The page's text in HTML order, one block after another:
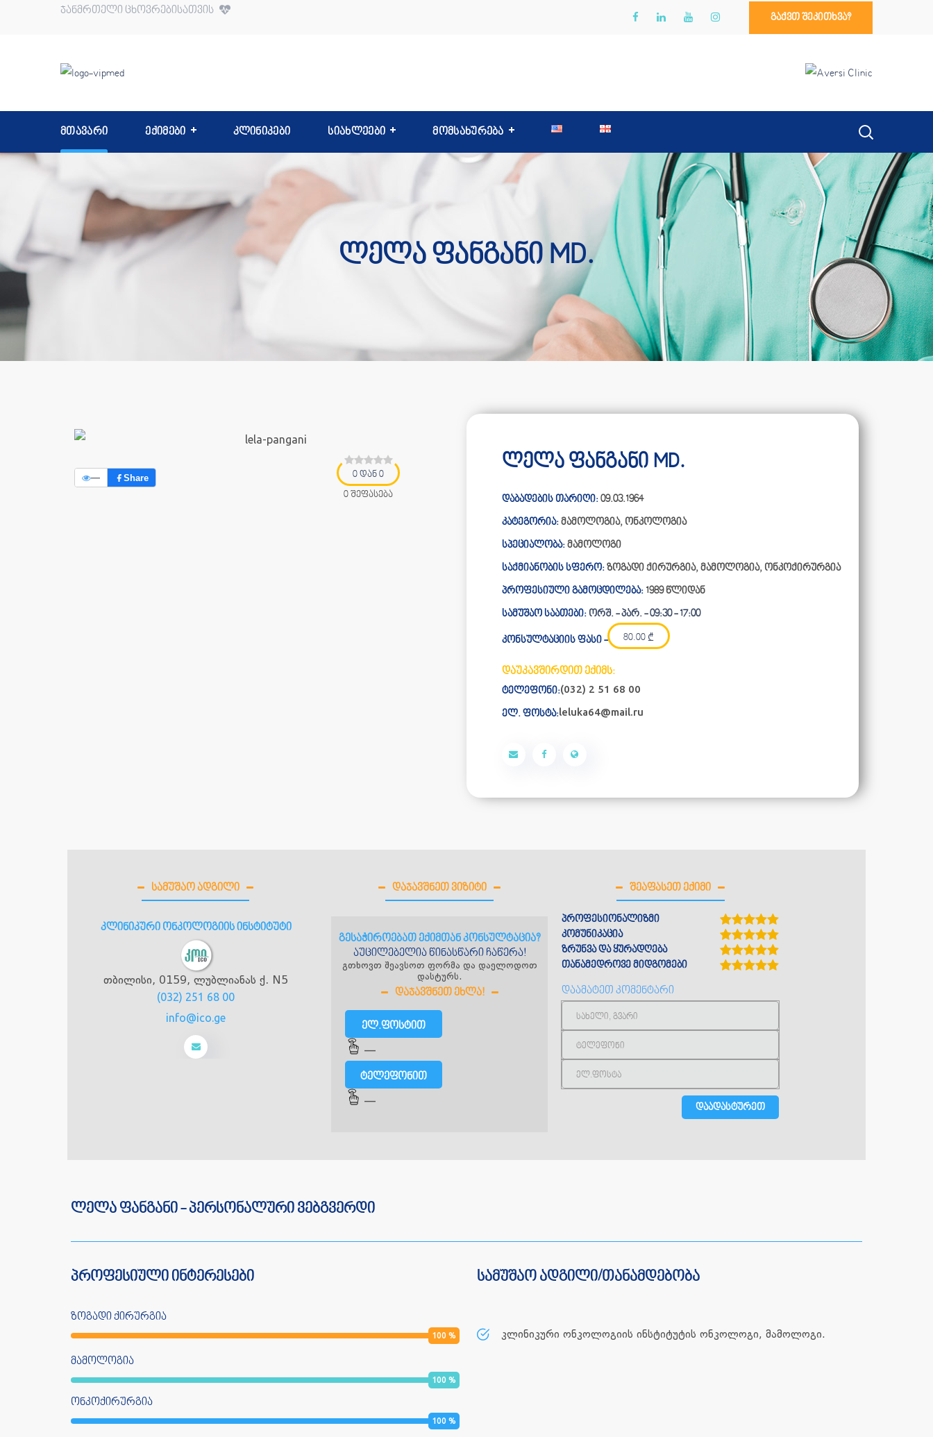
ჯანმრთელი ცხოვრებისათვის
გაქვთ შეკითხვა?
მთავარი ექიმები კლინიკები სიახლეები მომსახურება
Ლელა Ფანგანი MD.
— Share 0 დან 0
0 შეფასება
ლელა ფანგანი MD.
დაბადების თარიღი: 09.03.1964
კატეგორია: მამოლოგია, ონკოლოგია
სპეციალობა: მამოლოგი
საქმიანობის სფერო: ზოგადი ქირურგია, მამოლოგია, ონკოქირურგია
პროფესიული გამოცდილება: 1989 წლიდან
სამუშაო საათები: ორშ. - პარ. - 09:30 - 17:00
კონსულტაციის ფასი - 80.00 ₾
დაუკავშირდით ექიმს:
ტელეფონი:(032) 2 51 68 00
ელ. ფოსტა:leluka64@mail.ru
ᲡᲐᲛᲣᲨᲐᲝ ᲐᲓᲒᲘᲚᲘ
კლინიკური ონკოლოგიის ინსტიტუტი
თბილისი, 0159, ლუბლიანას ქ. N5
(032) 251 68 00
info@ico.ge
ᲓᲐᲯᲐᲕᲨᲜᲔᲗ ᲕᲘᲖᲘᲢᲘ
გესაჭიროებათ ექიმთან კონსულტაცია?
აუცილებელია წინასწარი ჩაწერა!
გთხოვთ შეავსოთ ფორმა და დაელოდოთ
დასტურს.
ᲓᲐᲯᲐᲕᲨᲜᲔᲗ ᲔᲮᲚᲐ!
ელ.ფოსტით
—
ტელეფონით
—
ᲨᲔᲐᲤᲐᲡᲔᲗ ᲔᲥᲘᲛᲘ
პროფესიონალიზმი
კომუნიკაცია
ზრუნვა და ყურადღება
თანამედროვე მიდგომები
დაამატეთ კომენტარი
ლელა ფანგანი - პერსონალური ვებგვერდი
პროფესიული ინტერესები
ზოგადი ქირურგია
100 %
მამოლოგია
100 %
ონკოქირურგია
100 %
სამუშაო ადგილი/თანამდებობა
კლინიკური ონკოლოგიის ინსტიტუტის ონკოლოგი, მამოლოგი.